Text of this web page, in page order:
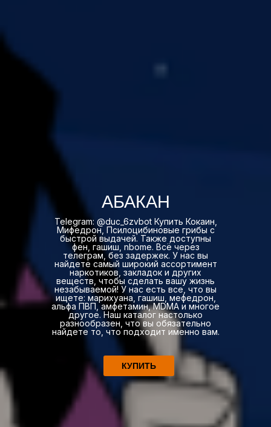
АБАКАН
Telegram: @duc_6zvbot Купить Кокаин,
Мифедрон, Псилоцибиновые грибы с
быстрой выдачей. Также доступны
фен, гашиш, nbome. Всё через
телеграм, без задержек. У нас вы
найдете самый широкий ассортимент
наркотиков, закладок и других
веществ, чтобы сделать вашу жизнь
незабываемой! У нас есть все, что вы
ищете: марихуана, гашиш, мефедрон,
альфа ПВП, амфетамин, MDMA и многое
другое. Наш каталог настолько
разнообразен, что вы обязательно
найдете то, что подходит именно вам.
КУПИТЬ